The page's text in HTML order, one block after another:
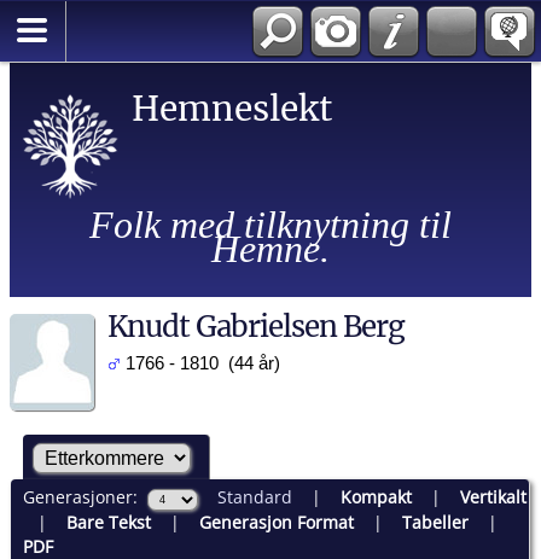
Hemneslekt
Folk med tilknytning til
Hemne.
Knudt Gabrielsen Berg
1766 - 1810 (44 år)
Generasjoner: Standard | Kompakt| Vertikalt
| Bare Tekst| Generasjon Format| Tabeller|
PDF